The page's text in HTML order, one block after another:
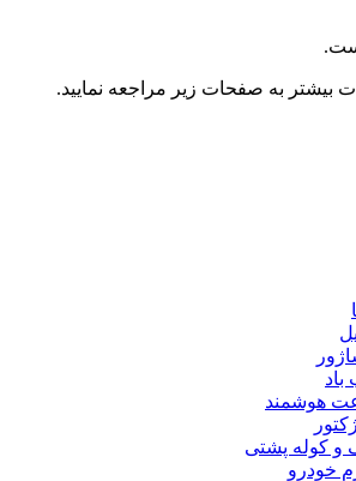
به صفحات زیر مراجعه نمایید.
باد
هوشمند
و کوله پشتی
خودرو